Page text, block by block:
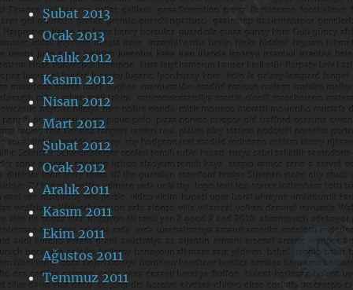
Şubat 2013
Ocak 2013
Aralık 2012
Kasım 2012
Nisan 2012
Mart 2012
Şubat 2012
Ocak 2012
Aralık 2011
Kasım 2011
Ekim 2011
Ağustos 2011
Temmuz 2011